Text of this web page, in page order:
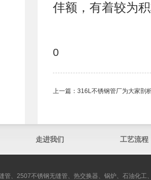
仹额，有着较为
0
上一篇： 316L不锈钢管厂为大家剖
走进我们 工艺流程
管、2507不锈钢无缝管、热交换器、锅炉、石油化